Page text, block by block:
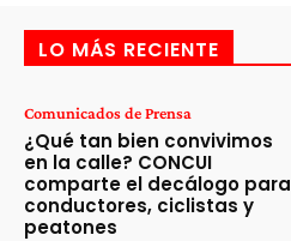
LO MÁS RECIENTE
Comunicados de Prensa
¿Qué tan bien convivimos
en la calle? CONCUI
comparte el decálogo para
conductores, ciclistas y
peatones